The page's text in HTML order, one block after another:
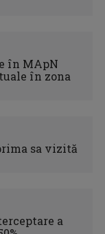
în MApN
în zona
sa vizită
a